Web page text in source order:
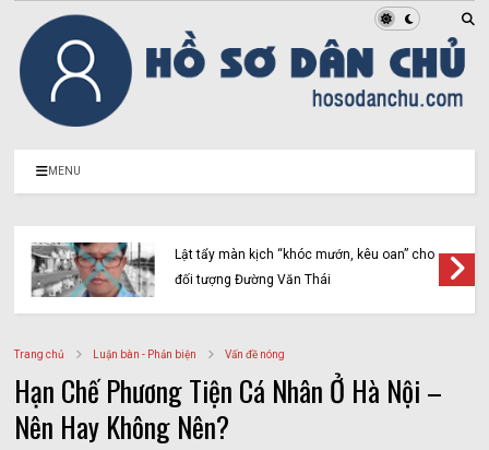
MENU
Lật tẩy màn kịch “khóc mướn, kêu oan” cho
đối tượng Đường Văn Thái
Trang chủ Luận bàn - Phản biện Vấn đề nóng
Hạn Chế Phương Tiện Cá Nhân Ở Hà Nội –
Nên Hay Không Nên?